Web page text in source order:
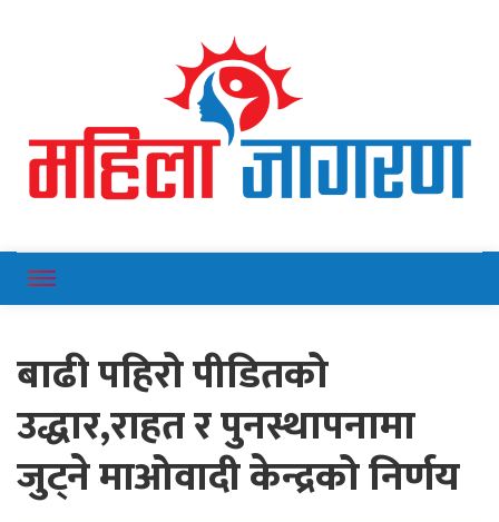
Mahilajagaran
बाढी पहिरो पीडितको
उद्धार,राहत र पुनस्थापनामा
जुट्ने माओवादी केन्द्रको निर्णय